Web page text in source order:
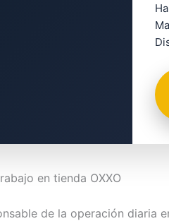
en tienda OXXO
de la operación diaria